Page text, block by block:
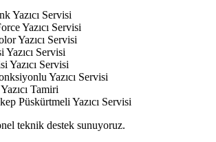
Yazıcı Servisi
Yazıcı Servisi
Yazıcı Servisi
Yazıcı Servisi
Yazıcı Servisi
Yazıcı Servisi
Tamiri
Püskürtmeli Yazıcı Servisi
teknik destek sunuyoruz.